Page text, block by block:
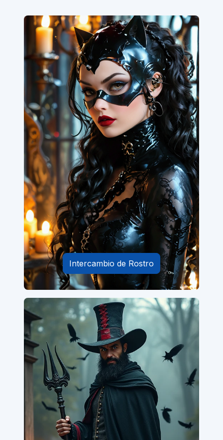
Intercambio de Rostro